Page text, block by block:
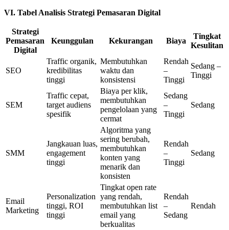
VI. Tabel Analisis Strategi Pemasaran Digital
Strategi
Pemasaran
Digital
Keunggulan Kekurangan Biaya
Tingkat
Kesulitan
SEO
Traffic organik,
kredibilitas
tinggi
Membutuhkan
waktu dan
konsistensi
Rendah
–
Tinggi
Sedang –
Tinggi
SEM
Traffic cepat,
target audiens
spesifik
Biaya per klik,
membutuhkan
pengelolaan yang
cermat
Sedang
–
Tinggi
Sedang
SMM
Jangkauan luas,
engagement
tinggi
Algoritma yang
sering berubah,
membutuhkan
konten yang
menarik dan
konsisten
Rendah
–
Tinggi
Sedang
Email
Marketing
Personalization
tinggi, ROI
tinggi
Tingkat open rate
yang rendah,
membutuhkan list
email yang
berkualitas
Rendah
–
Sedang
Rendah